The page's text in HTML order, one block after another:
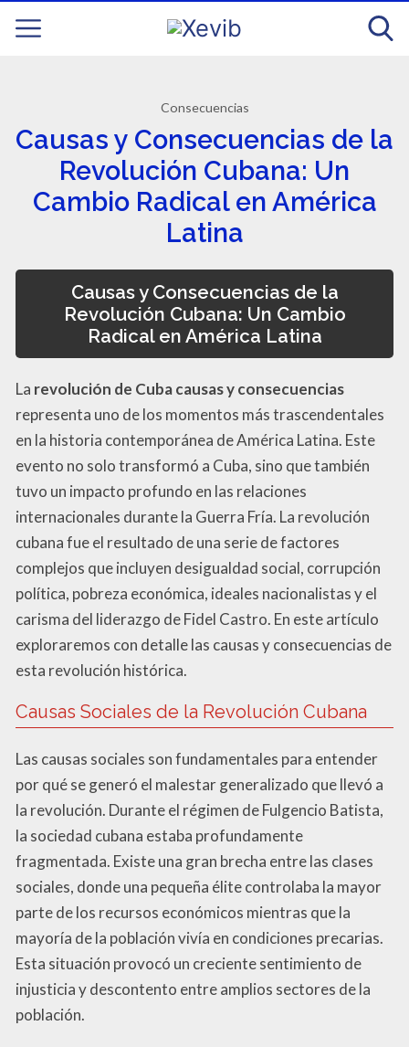
Consecuencias
Causas y Consecuencias de la
Revolución Cubana: Un
Cambio Radical en América
Latina
Causas y Consecuencias de la
Revolución Cubana: Un Cambio
Radical en América Latina
La revolución de Cuba causas y consecuencias
representa uno de los momentos más trascendentales
en la historia contemporánea de América Latina. Este
evento no solo transformó a Cuba, sino que también
tuvo un impacto profundo en las relaciones
internacionales durante la Guerra Fría. La revolución
cubana fue el resultado de una serie de factores
complejos que incluyen desigualdad social, corrupción
política, pobreza económica, ideales nacionalistas y el
carisma del liderazgo de Fidel Castro. En este artículo
exploraremos con detalle las causas y consecuencias de
esta revolución histórica.
Causas Sociales de la Revolución Cubana
Las causas sociales son fundamentales para entender
por qué se generó el malestar generalizado que llevó a
la revolución. Durante el régimen de Fulgencio Batista,
la sociedad cubana estaba profundamente
fragmentada. Existe una gran brecha entre las clases
sociales, donde una pequeña élite controlaba la mayor
parte de los recursos económicos mientras que la
mayoría de la población vivía en condiciones precarias.
Esta situación provocó un creciente sentimiento de
injusticia y descontento entre amplios sectores de la
población.